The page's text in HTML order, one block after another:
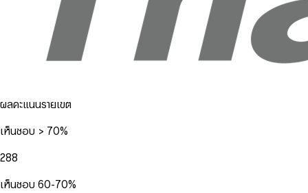
ผลคะแนนรายเขต
เห็นชอบ > 70%
288
เห็นชอบ 60-70%